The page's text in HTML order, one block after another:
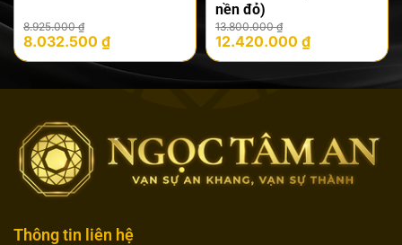
8.925.000₫
Giá
gốc
là:
8.032.500 ₫
Giá
hiện
tại
nền đỏ)
13.800.000₫
Giá
gốc
là:
13.800.000 ₫.
12.420.000 ₫
Giá
hiện
tại
Thông tin liên hệ